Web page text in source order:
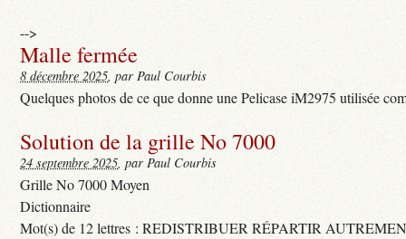
-->
Malle fermée
8 décembre 2025, par Paul Courbis
Quelques photos de ce que donne une Pelicase iM2975 utilisée
Solution de la grille No 7000
24 septembre 2025, par Paul Courbis
Grille No 7000 Moyen
Dictionnaire
Mot(s) de 12 lettres : REDISTRIBUER RÉPARTIR